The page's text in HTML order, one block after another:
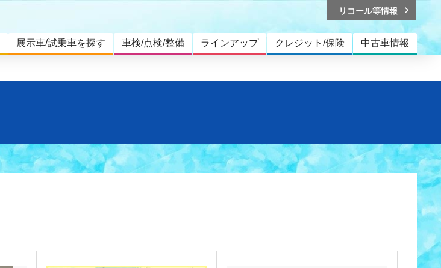
展示車/試乗車を探す 車検/点検/整備 ラインアップ クレジット/保険 中古車情報
リコール等情報